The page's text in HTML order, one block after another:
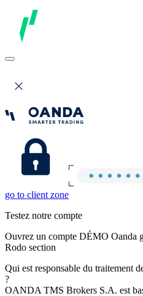
go to client zone
Testez notre compte
Ouvrez un compte DÉMO Oanda
Rodo section
Qui est responsable du traitement
?
OANDA TMS Brokers S.A. est